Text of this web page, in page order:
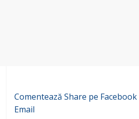
Comentează Share pe Facebook
Email